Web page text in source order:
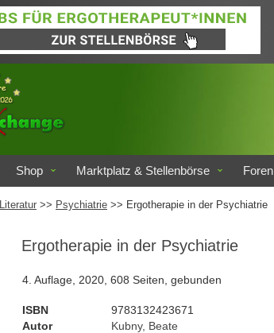
Shop Marktplatz & Stellenbörse Foren
Literatur >> Psychiatrie >> Ergotherapie in der Psychiatrie
Ergotherapie in der Psychiatrie
4. Auflage, 2020, 608 Seiten, gebunden
ISBN
9783132423671
Autor
Kubny, Beate